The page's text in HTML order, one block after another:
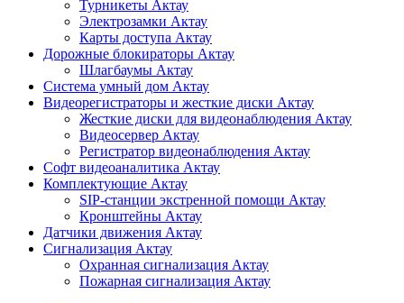
Турникеты Актау
Электрозамки Актау
Карты доступа Актау
Дорожные блокираторы Актау
Шлагбаумы Актау
Система умный дом Актау
Видеорегистраторы и жесткие диски Актау
Жесткие диски для видеонаблюдения Актау
Видеосервер Актау
Регистратор видеонаблюдения Актау
Софт видеоаналитика Актау
Комплектующие Актау
SIP-станции экстренной помощи Актау
Кронштейны Актау
Датчики движения Актау
Сигнализация Актау
Охранная сигнализация Актау
Пожарная сигнализация Актау